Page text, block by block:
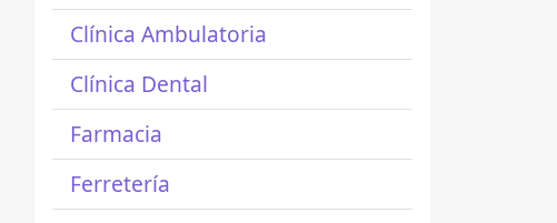
Clínica Ambulatoria
Clínica Dental
Farmacia
Ferretería